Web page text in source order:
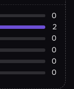
0
2
0
0
0
0